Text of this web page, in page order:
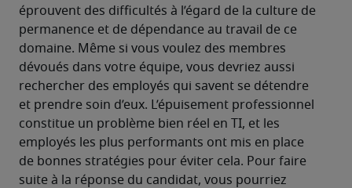
éprouvent des difficultés à l’égard de la culture de
permanence et de dépendance au travail de ce
domaine. Même si vous voulez des membres
dévoués dans votre équipe, vous devriez aussi
rechercher des employés qui savent se détendre
et prendre soin d’eux. L’épuisement professionnel
constitue un problème bien réel en TI, et les
employés les plus performants ont mis en place
de bonnes stratégies pour éviter cela. Pour faire
suite à la réponse du candidat, vous pourriez